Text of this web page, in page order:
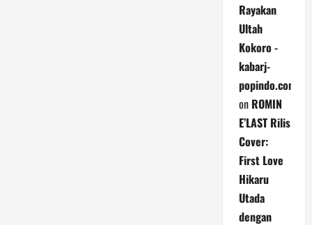
Rayakan
Ultah
Kokoro -
kabarj-
popindo.com
on ROMIN
E’LAST Rilis
Cover:
First Love
Hikaru
Utada
dengan